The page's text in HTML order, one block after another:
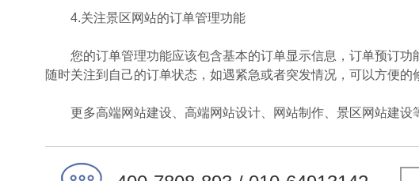
4.关注景区网站的订单管理功能
您的订单管理功能应该包含基本的订单显示信息，订单预订功
随时关注到自己的订单状态，如遇紧急或者突发情况，可以方便的
更多高端网站建设、高端网站设计、网站制作、景区网站建设